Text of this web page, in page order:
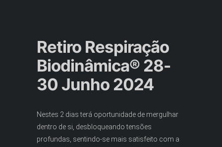
Retiro Respiração
Biodinâmica® 28-
30 Junho 2024
Nestes 2 dias terá oportunidade de mergulhar
dentro de si, desbloqueando tensões
profundas, sentindo-se mais satisfeito com a